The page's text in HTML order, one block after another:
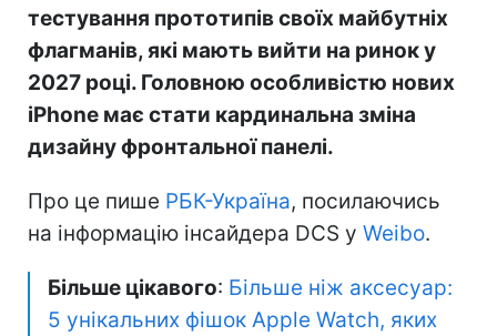
тестування прототипів своїх майбутніх
флагманів, які мають вийти на ринок у
2027 році. Головною особливістю нових
iPhone має стати кардинальна зміна
дизайну фронтальної панелі.
Про це пише РБК-Україна, посилаючись
на інформацію інсайдера DCS у Weibo.
Більше цікавого: Більше ніж аксесуар:
5 унікальних фішок Apple Watch, яких